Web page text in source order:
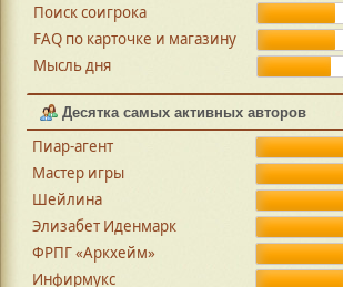
Поиск соигрока
FAQ по карточке и магазину
Мысль дня
Десятка самых активных авторов
Пиар-агент
Мастер игры
Шейлина
Элизабет Иденмарк
ФРПГ «Аркхейм»
Инфирмукс